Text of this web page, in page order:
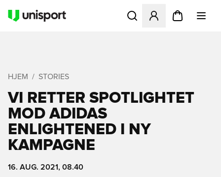
Åbner en Modal til at
HJEM STORIES
VI RETTER SPOTLIGHTET
MOD ADIDAS
ENLIGHTENED I NY
KAMPAGNE
16. AUG. 2021, 08.40